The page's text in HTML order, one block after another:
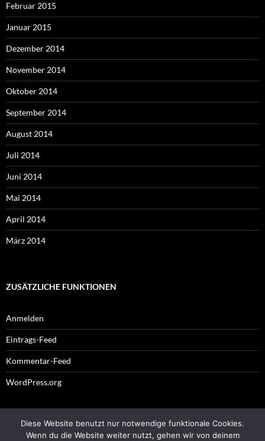
Februar 2015
Januar 2015
Dezember 2014
November 2014
Oktober 2014
September 2014
August 2014
Juli 2014
Juni 2014
Mai 2014
April 2014
März 2014
ZUSÄTZLICHE FUNKTIONEN
Anmelden
Eintrags-Feed
Kommentar-Feed
WordPress.org
Impressum
Diese Website benutzt nur notwendige funktionale Cookies.
Wenn du die Website weiter nutzt, gehen wir von deinem